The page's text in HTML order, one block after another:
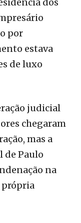
dos
por
estava
de luxo
judicial
chegaram
mas a
de Paulo
na
própria